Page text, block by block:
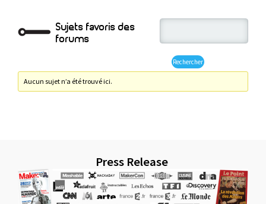
Sujets favoris des
forums
Aucun sujet n’a été trouvé ici.
Press Release